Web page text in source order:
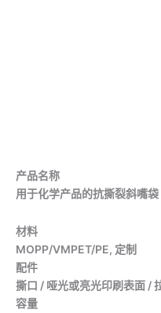
产品名称
用于化学产品的抗撕裂斜嘴
材料
MOPP/VMPET/PE, 定制
配件
撕口 / 哑光或亮光印刷表面 /
容量